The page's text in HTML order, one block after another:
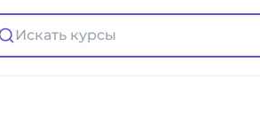
Искать курсы